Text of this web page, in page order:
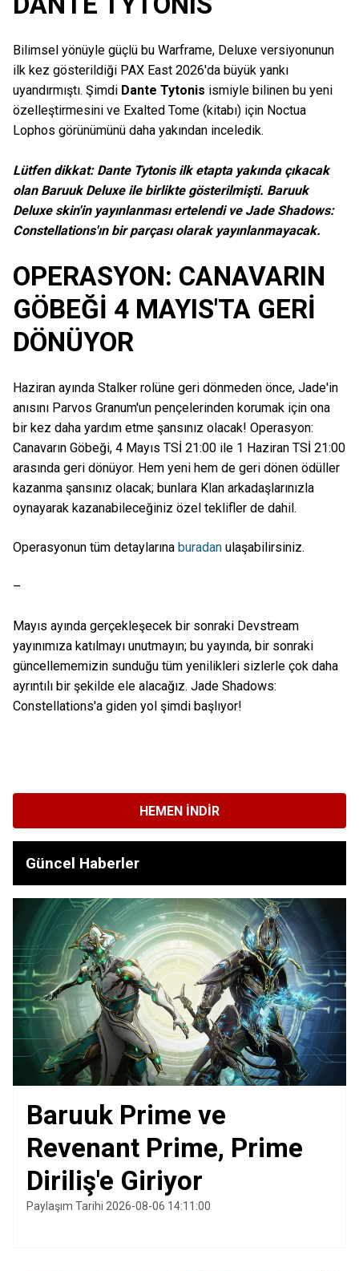
Bilimsel yönüyle güçlü bu Warframe, Deluxe versiyonunun
ilk kez gösterildiği PAX East 2026'da büyük yankı
uyandırmıştı. Şimdi Dante Tytonis ismiyle bilinen bu yeni
özelleştirmesini ve Exalted Tome (kitabı) için Noctua
Lophos görünümünü daha yakından inceledik.
Lütfen dikkat: Dante Tytonis ilk etapta yakında çıkacak
olan Baruuk Deluxe ile birlikte gösterilmişti. Baruuk
Deluxe skin'in yayınlanması ertelendi ve Jade Shadows:
Constellations'ın bir parçası olarak yayınlanmayacak.
OPERASYON: CANAVARIN
GÖBEĞİ 4 MAYIS'TA GERİ
DÖNÜYOR
Haziran ayında Stalker rolüne geri dönmeden önce, Jade'in
anısını Parvos Granum'un pençelerinden korumak için ona
bir kez daha yardım etme şansınız olacak! Operasyon:
Canavarın Göbeği, 4 Mayıs TSİ 21:00 ile 1 Haziran TSİ 21:00
arasında geri dönüyor. Hem yeni hem de geri dönen ödüller
kazanma şansınız olacak; bunlara Klan arkadaşlarınızla
oynayarak kazanabileceğiniz özel teklifler de dahil.
Operasyonun tüm detaylarına buradan ulaşabilirsiniz.
–
Mayıs ayında gerçekleşecek bir sonraki Devstream
yayınımıza katılmayı unutmayın; bu yayında, bir sonraki
güncellememizin sunduğu tüm yenilikleri sizlerle çok daha
ayrıntılı bir şekilde ele alacağız. Jade Shadows:
Constellations'a giden yol şimdi başlıyor!
HEMEN İNDIR
Güncel Haberler
Baruuk Prime ve
Revenant Prime, Prime
Diriliş'e Giriyor
Paylaşım Tarihi 2026-08-06 14:11:00